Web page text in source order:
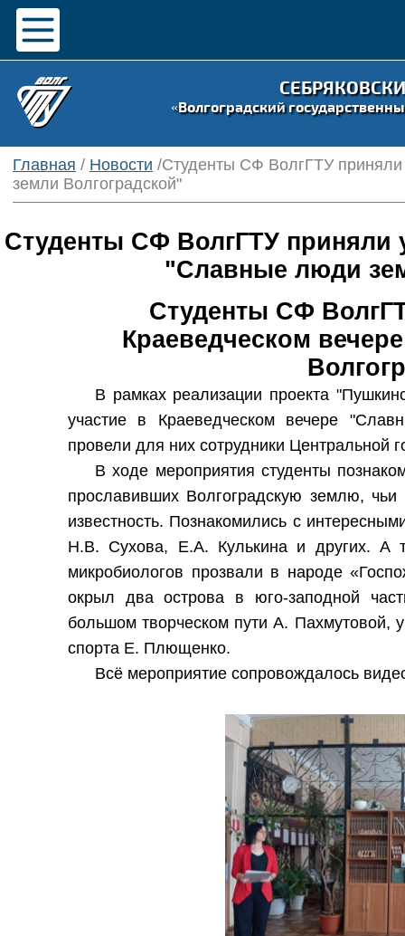
«Волгоградский
Главная / Новости /Студенты СФ ВолгГТУ
земли Волгоградской"
Студенты СФ ВолгГТУ приняли
"Славные люди
Студенты СФ
Краеведческом
В рамках реализации проекта
участие в Краеведческом вечере
провели для них сотрудники Центральной
В ходе мероприятия студенты
прославивших Волгоградскую землю,
известность. Познакомились с
Н.В. Сухова, Е.А. Кулькина и других. А
микробиологов прозвали в народе
окрыл два острова в юго-заподной
большом творческом пути А. Пахмутовой,
спорта Е. Плющенко.
Всё мероприятие сопровождалось